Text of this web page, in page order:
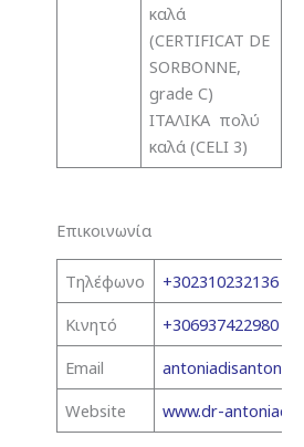
καλά
(CERTIFICAT DE
SORBONNE,
grade C)
ΙΤΑΛΙΚΑ πολύ
καλά (CELI 3)
Επικοινωνία
Τηλέφωνο
+302310232136
Κινητό
+306937422980
Email
Website
www.dr-